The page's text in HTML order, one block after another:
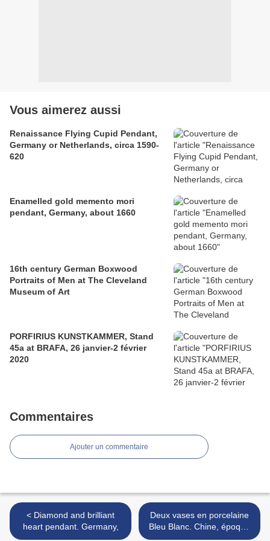
Vous aimerez aussi
Renaissance Flying Cupid Pendant,
Germany or Netherlands, circa 1590-
620
Enamelled gold memento mori
pendant, Germany, about 1660
16th century German Boxwood
Portraits of Men at The Cleveland
Museum of Art
PORFIRIUS KUNSTKAMMER, Stand
45a at BRAFA, 26 janvier-2 février
2020
Commentaires
Ajouter un commentaire
< Diamond and brilliant
heart pendant. Germany,
Deux vases en porcelaine
Bleu Blanc. Chine, époque
Transition, milieu du